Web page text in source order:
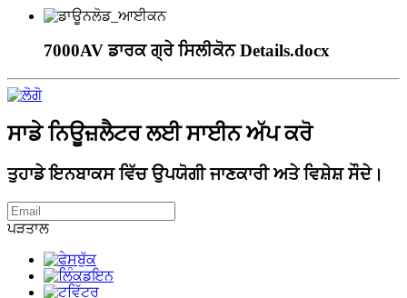
7000AV ਡਾਰਕ ਗ੍ਰੇ ਸਿਲੀਕੋਨ Details.docx
ਸਾਡੇ ਨਿਊਜ਼ਲੈਟਰ ਲਈ ਸਾਈਨ ਅੱਪ ਕਰੋ
ਤੁਹਾਡੇ ਇਨਬਾਕਸ ਵਿੱਚ ਉਪਯੋਗੀ ਜਾਣਕਾਰੀ ਅਤੇ ਵਿਸ਼ੇਸ਼ ਸੌਦੇ।
ਪੜਤਾਲ